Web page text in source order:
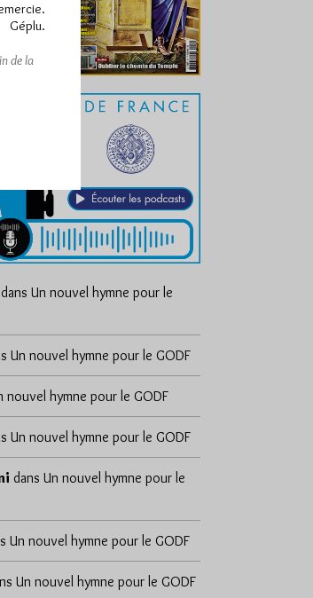
dans Un nouvel hymne pour le
Un nouvel hymne pour le GODF
nouvel hymne pour le GODF
Un nouvel hymne pour le GODF
dans Un nouvel hymne pour le
Un nouvel hymne pour le GODF
Un nouvel hymne pour le GODF
Géplu.
de la